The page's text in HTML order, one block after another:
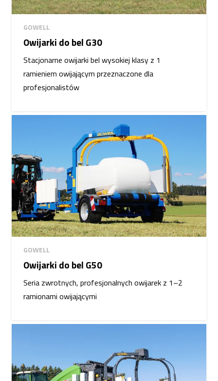
GOWELL
Owijarki do bel G30
Stacjonarne owijarki bel wysokiej klasy z 1
ramieniem owijającym przeznaczone dla
profesjonalistów
GOWELL
Owijarki do bel G50
Seria zwrotnych, profesjonalnych owijarek z 1–2
ramionami owijającymi